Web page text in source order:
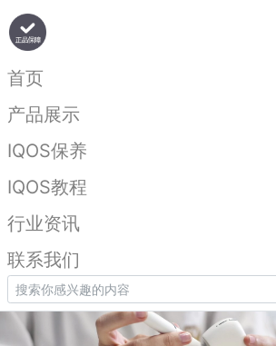
首页
产品展示
IQOS保养
IQOS教程
行业资讯
联系我们